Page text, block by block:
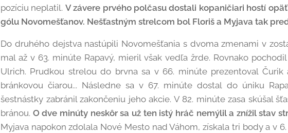
pozíciu neplatil. V závere prvého polčasu dostali kopaničiari hostí
gólu Novomešťanov. Nešťastným strelcom bol Floriš a Myjava tak
Do druhého dejstva nastúpili Novomešťania s dvoma zmenami v
mal až v 63. minúte Rapavý, mieril však vedľa žrde. Rovnako
Ulrich. Prudkou strelou do brvna sa v 66. minúte prezentoval
bránkovou čiarou... Následne sa v 67. minúte dostal do úniku
šestnástky zabránil zakončeniu jeho akcie. V 82. minúte zasa skúšal
bránou. O dve minúty neskôr sa už ten istý hráč nemýlil a znížil stav
Myjava napokon zdolala Nové Mesto nad Váhom, získala tri body a v